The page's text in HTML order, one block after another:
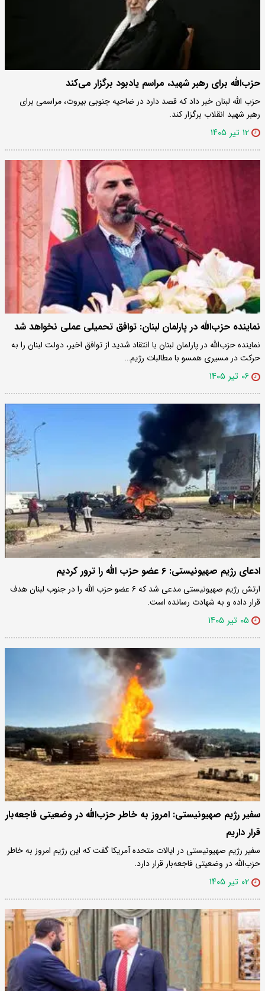
حزب‌الله برای رهبر شهید، مراسم یادبود برگزار می‌کند
حزب الله لبنان خبر داد که قصد دارد در ضاحیه جنوبی بیروت، مراسمی برای
رهبر شهید انقلاب برگزار کند.
۱۲ تیر ۱۴۰۵
نماینده حزب‌الله در پارلمان لبنان: توافق تحمیلی عملی نخواهد شد
نماینده حزب‌الله در پارلمان لبنان با انتقاد شدید از توافق اخیر، دولت لبنان را به
حرکت در مسیری همسو با مطالبات رژیم…
۰۶ تیر ۱۴۰۵
ادعای رژیم صهیونیستی: ۶ عضو حزب الله را ترور کردیم
ارتش رژیم صهیونیستی مدعی شد که ۶ عضو حزب الله را در جنوب لبنان هدف
قرار داده و به شهادت رسانده است.
۰۵ تیر ۱۴۰۵
سفیر رژیم صهیونیستی: امروز به خاطر حزب‌الله در وضعیتی فاجعه‌بار
قرار داریم
سفیر رژیم صهیونیستی در ایالات متحده آمریکا گفت که این رژیم امروز به خاطر
حزب‌الله در وضعیتی فاجعه‌بار قرار دارد.
۰۲ تیر ۱۴۰۵